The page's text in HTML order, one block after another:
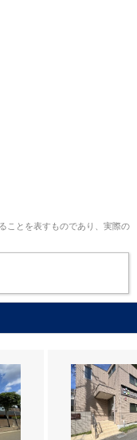
ことを表すものであり、実際の